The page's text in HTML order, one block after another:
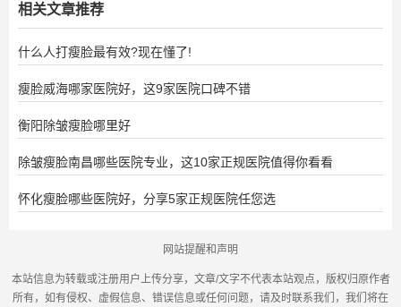
相关文章推荐
什么人打瘦脸最有效?现在懂了!
瘦脸威海哪家医院好，这9家医院口碑不错
衡阳除皱瘦脸哪里好
除皱瘦脸南昌哪些医院专业，这10家正规医院值得你看看
怀化瘦脸哪些医院好，分享5家正规医院任您选
网站提醒和声明
本站信息为转载或注册用户上传分享，文章/文字不代表本站观点，版权归原作者
所有，如有侵权、虚假信息、错误信息或任何问题，请及时联系我们，我们将在